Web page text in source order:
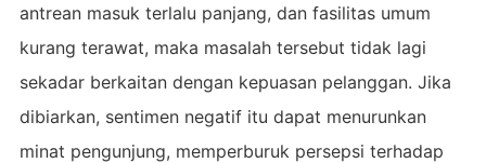
antrean masuk terlalu panjang, dan fasilitas umum
kurang terawat, maka masalah tersebut tidak lagi
sekadar berkaitan dengan kepuasan pelanggan. Jika
dibiarkan, sentimen negatif itu dapat menurunkan
minat pengunjung, memperburuk persepsi terhadap